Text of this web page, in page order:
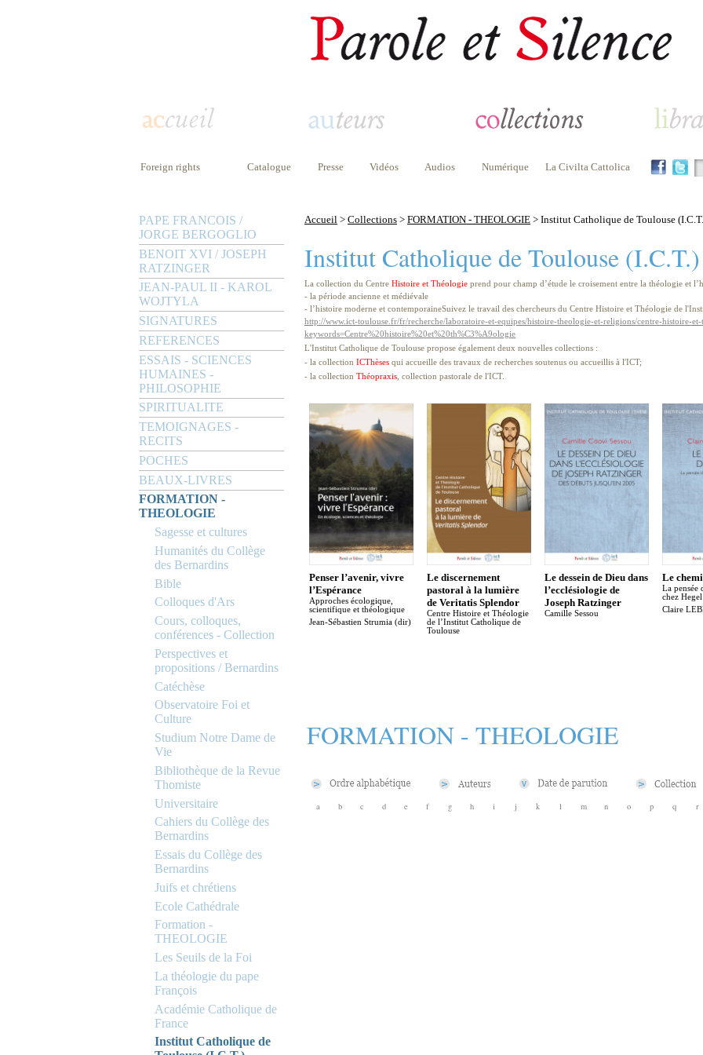
Foreign rights Catalogue Presse Vidéos Audios Numérique La Civilta Cattolica
PAPE FRANCOIS /
JORGE BERGOGLIO
BENOIT XVI / JOSEPH
RATZINGER
JEAN-PAUL II - KAROL
WOJTYLA
SIGNATURES
REFERENCES
ESSAIS - SCIENCES
HUMAINES -
PHILOSOPHIE
SPIRITUALITE
TEMOIGNAGES -
RECITS
POCHES
BEAUX-LIVRES
FORMATION -
THEOLOGIE
Sagesse et cultures
Humanités du Collège
des Bernardins
Bible
Colloques d'Ars
Cours, colloques,
conférences - Collection
Perspectives et
propositions / Bernardins
Catéchèse
Observatoire Foi et
Culture
Studium Notre Dame de
Vie
Bibliothèque de la Revue
Thomiste
Universitaire
Cahiers du Collège des
Bernardins
Essais du Collège des
Bernardins
Juifs et chrétiens
Ecole Cathédrale
Formation -
THEOLOGIE
Les Seuils de la Foi
La théologie du pape
François
Académie Catholique de
France
Institut Catholique de
Accueil > Collections > FORMATION - THEOLOGIE > Institut Catholique de Toulouse
Institut Catholique de Toulouse (I.C.T.)
La collection du Centre Histoire et Théologie prend pour champ d’étude le croisement entre la théologie et
- la période ancienne et médiévale
- l’histoire moderne et contemporaineSuivez le travail des chercheurs du Centre Histoire et Théologie de
http://www.ict-toulouse.fr/fr/recherche/laboratoire-et-equipes/histoire-theologie-et-religions/centre-histoire-
keywords=Centre%20histoire%20et%20th%C3%A9ologie
L'Institut Catholique de Toulouse propose également deux nouvelles collections :
- la collection ICThèses qui accueille des travaux de recherches soutenus ou accueillis à l'ICT;
- la collection Théopraxis , collection pastorale de l'ICT.
Penser l’avenir, vivre
l’Espérance
Approches écologique,
scientifique et théologique
Jean-Sébastien Strumia (dir)
Le discernement
pastoral à la lumière
de Veritatis Splendor
Centre Histoire et Théologie
de l’Institut Catholique de
Toulouse
Le dessein de Dieu dans
l’ecclésiologie de
Joseph Ratzinger
Camille Sessou
Le
La pensée
chez Hegel
Claire
FORMATION - THEOLOGIE
a b c d e f g h i j k l m n o p q r